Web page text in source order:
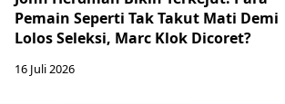
Pemain Seperti Tak Takut Mati Demi
Lolos Seleksi, Marc Klok Dicoret?
16 Juli 2026